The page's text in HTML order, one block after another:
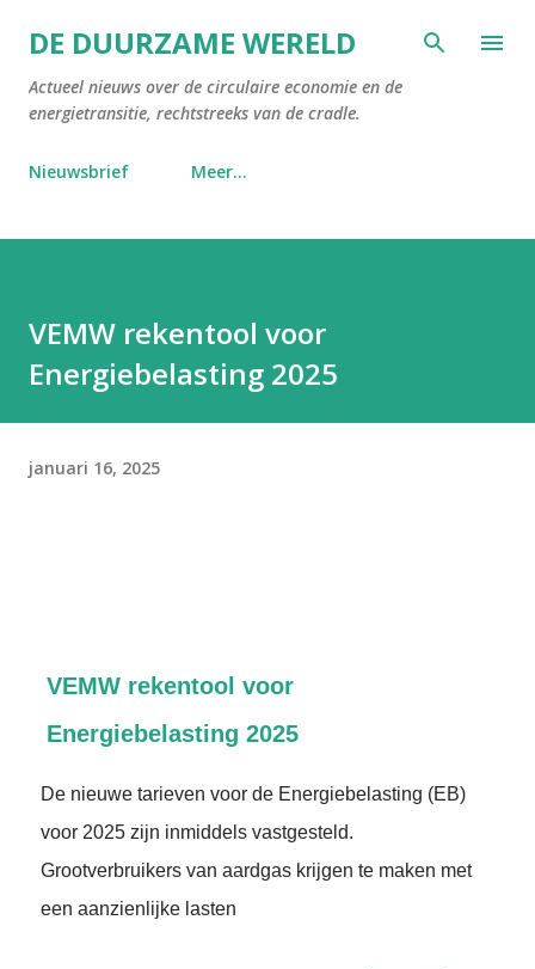
Doorgaan naar hoofdcontent
DE DUURZAME WERELD
Actueel nieuws over de circulaire economie en de
energietransitie, rechtstreeks van de cradle.
Nieuwsbrief Meer…
VEMW rekentool voor
Energiebelasting 2025
januari 16, 2025
VEMW rekentool voor
Energiebelasting 2025
De nieuwe tarieven voor de Energiebelasting (EB)
voor 2025 zijn inmiddels vastgesteld.
Grootverbruikers van aardgas krijgen te maken met
een aanzienlijke lasten